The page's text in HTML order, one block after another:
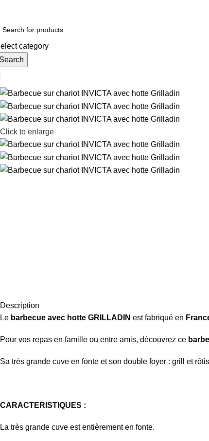
category
Click to enlarge
Description
Le barbecue avec hotte GRILLADIN est fabriqué en
Pour vos repas en famille ou entre amis, découvrez ce
Sa très grande cuve en fonte et son double foyer : grill et
CARACTERISTIQUES :
La très grande cuve est entièrement en fonte.